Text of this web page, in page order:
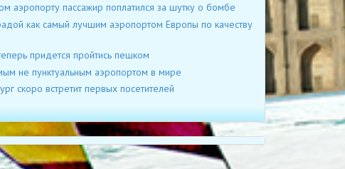
аэропорту пассажир поплатился за шутку о бомбе
как самый лучшим аэропортом Европы по качеству
придется пройтись пешком
не пунктуальным аэропортом в мире
скоро встретит первых посетителей